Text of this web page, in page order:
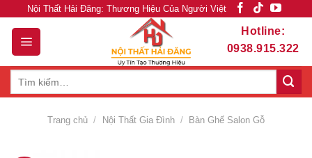
content
Nội Thất Hải Đăng: Thương Hiệu Của Người Việt
Hotline:
0938.915.322
Trang chủ / Nội Thất Gia Đình / Bàn Ghế Salon Gỗ